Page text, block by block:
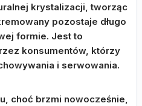
krystalizacji, tworząc
pozostaje długo
formie. Jest to
konsumentów, którzy
i serwowania.
choć brzmi nowocześnie,